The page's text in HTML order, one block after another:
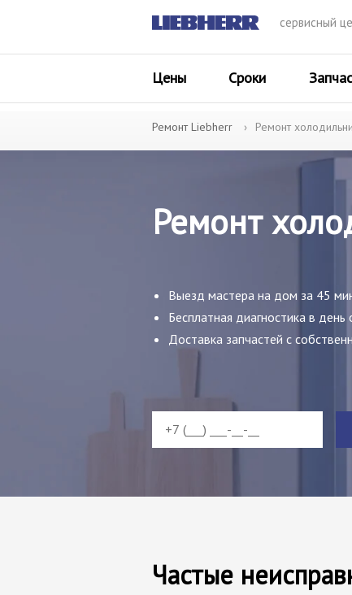
сервисный
Цены Сроки
Ремонт Liebherr Ремонт
Ремонт
Выезд мастера на дом за 45
Бесплатная диагностика в
Доставка запчастей с
Частые